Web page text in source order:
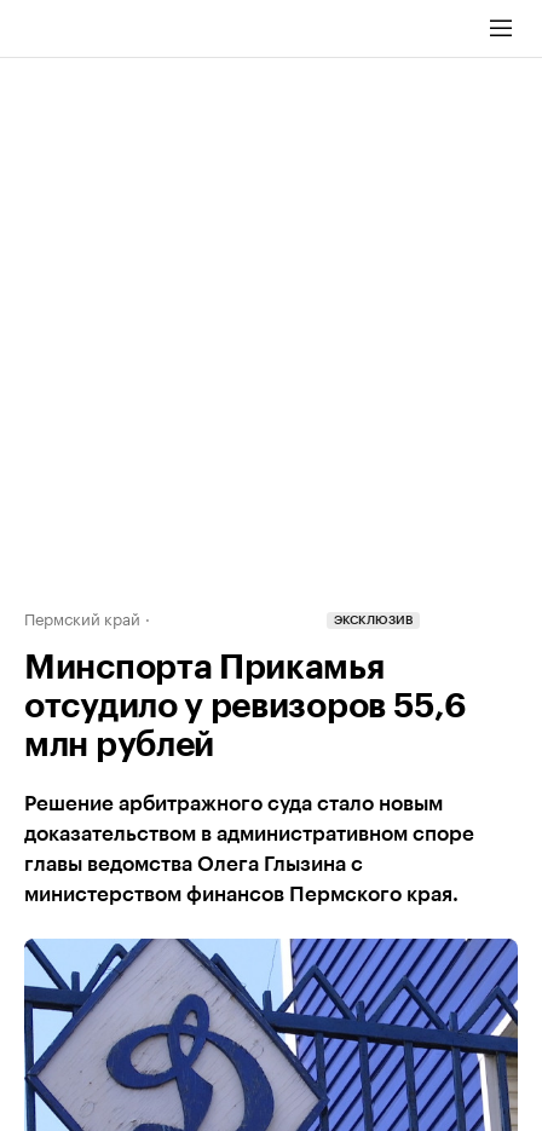
Пермский край ЭКСКЛЮЗИВ
Минспорта Прикамья
отсудило у ревизоров 55,6
млн рублей
Решение арбитражного суда стало новым
доказательством в административном споре
главы ведомства Олега Глызина с
министерством финансов Пермского края.